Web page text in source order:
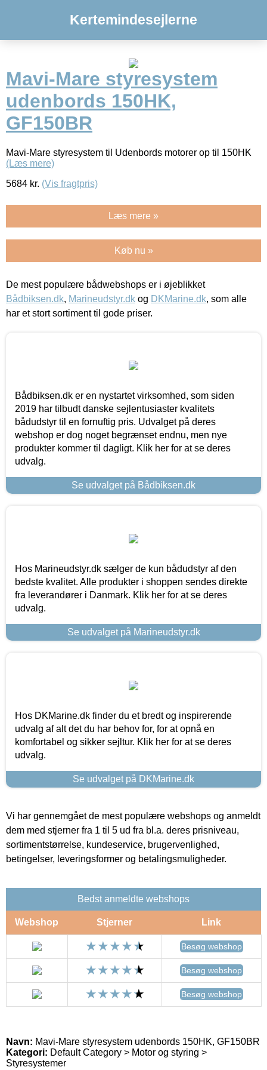
Kertemindesejlerne
Mavi-Mare styresystem
udenbords 150HK,
GF150BR
Mavi-Mare styresystem til Udenbords motorer op til 150HK
(Læs mere)
5684 kr. (Vis fragtpris)
Læs mere »
Køb nu »
De mest populære bådwebshops er i øjeblikket
Bådbiksen.dk, Marineudstyr.dk og DKMarine.dk, som alle
har et stort sortiment til gode priser.
Bådbiksen.dk er en nystartet virksomhed, som siden
2019 har tilbudt danske sejlentusiaster kvalitets
bådudstyr til en fornuftig pris. Udvalget på deres
webshop er dog noget begrænset endnu, men nye
produkter kommer til dagligt. Klik her for at se deres
udvalg.
Se udvalget på Bådbiksen.dk
Hos Marineudstyr.dk sælger de kun bådudstyr af den
bedste kvalitet. Alle produkter i shoppen sendes direkte
fra leverandører i Danmark. Klik her for at se deres
udvalg.
Se udvalget på Marineudstyr.dk
Hos DKMarine.dk finder du et bredt og inspirerende
udvalg af alt det du har behov for, for at opnå en
komfortabel og sikker sejltur. Klik her for at se deres
udvalg.
Se udvalget på DKMarine.dk
Vi har gennemgået de mest populære webshops og anmeldt
dem med stjerner fra 1 til 5 ud fra bl.a. deres prisniveau,
sortimentstørrelse, kundeservice, brugervenlighed,
betingelser, leveringsformer og betalingsmuligheder.
Bedst anmeldte webshops
Webshop Stjerner Link
Besøg webshop
Besøg webshop
Besøg webshop
Navn: Mavi-Mare styresystem udenbords 150HK, GF150BR
Kategori: Default Category > Motor og styring >
Styresystemer